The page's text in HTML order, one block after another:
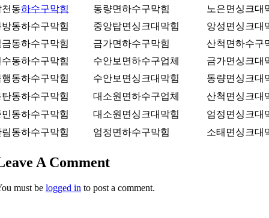
동하수구막힘 동량면하수구막힘
노은면싱크대
동하수구막힘
중앙탑면싱크대막힘
앙성면싱크대
동하수구막힘
금가면하수구막힘
산척면하수구
동하수구막힘
수안보면하수구업체
금가면싱크대
동하수구막힘
수안보면싱크대막힘
동량면싱크대
동하수구막힘
대소원면하수구업체
산척면싱크대
동하수구막힘
대소원면싱크대막힘
엄정면싱크대
동하수구막힘
엄정면하수구막힘 소태면싱크대
A Comment
must be logged in to post a comment.